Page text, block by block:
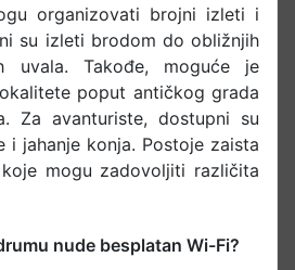
organizovati brojni izleti i
su izleti brodom do obližnjih
uvala. Takođe, moguće je
poput antičkog grada
Za avanturiste, dostupni su
i jahanje konja. Postoje zaista
mogu zadovoljiti različita
nude besplatan Wi-Fi?